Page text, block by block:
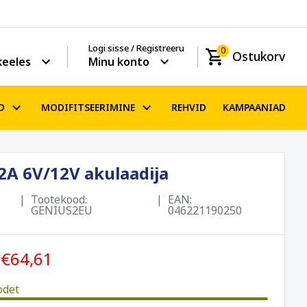
Logi sisse / Registreeru
Minu konto
0 Ostukorv
MODIFITSEERIMINE REHVID KAMPAANIAD
6V/12V akulaadija
Tootekood:
GENIUS2EU
EAN:
046221190250
€64,61